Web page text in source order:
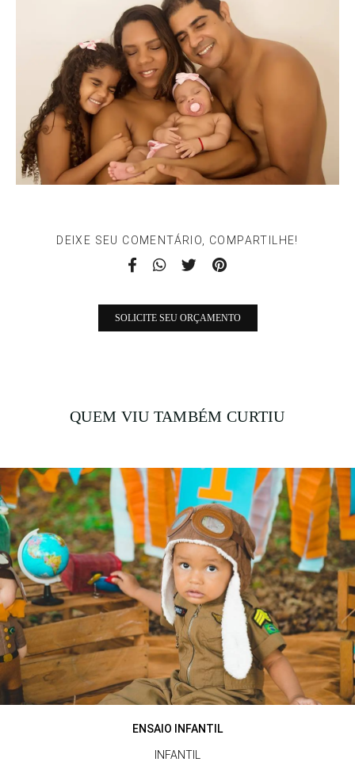
DEIXE SEU COMENTÁRIO, COMPARTILHE!
SOLICITE SEU ORÇAMENTO
QUEM VIU TAMBÉM CURTIU
ENSAIO INFANTIL
INFANTIL